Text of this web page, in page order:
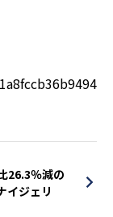
26.3％減の
イジェリ